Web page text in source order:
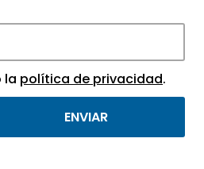
más destacadas de
científicos y
la política de privacidad.